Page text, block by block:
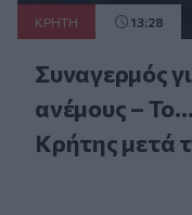
ΚΡΗΤΗ 13:28
Συναγερμός
ανέμους –
Κρήτης μετά